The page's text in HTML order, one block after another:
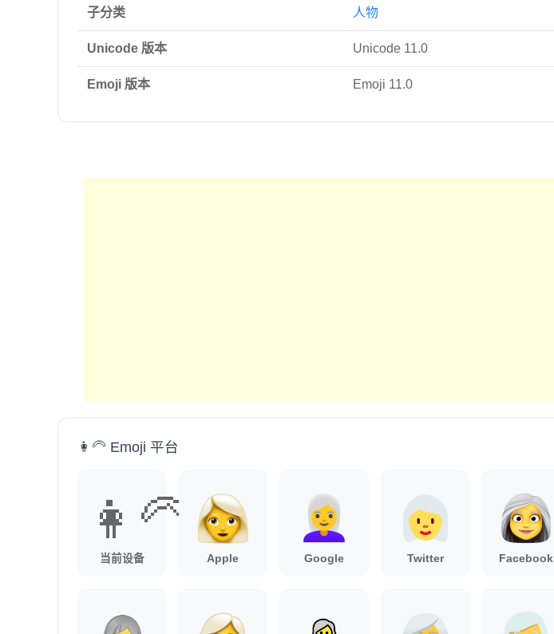
子分类 人物
Unicode 版本 Unicode 11.0
Emoji 版本 Emoji 11.0
👩‍🦳 Emoji 平台
👩‍🦳
当前设备 Apple Google Twitter Facebook